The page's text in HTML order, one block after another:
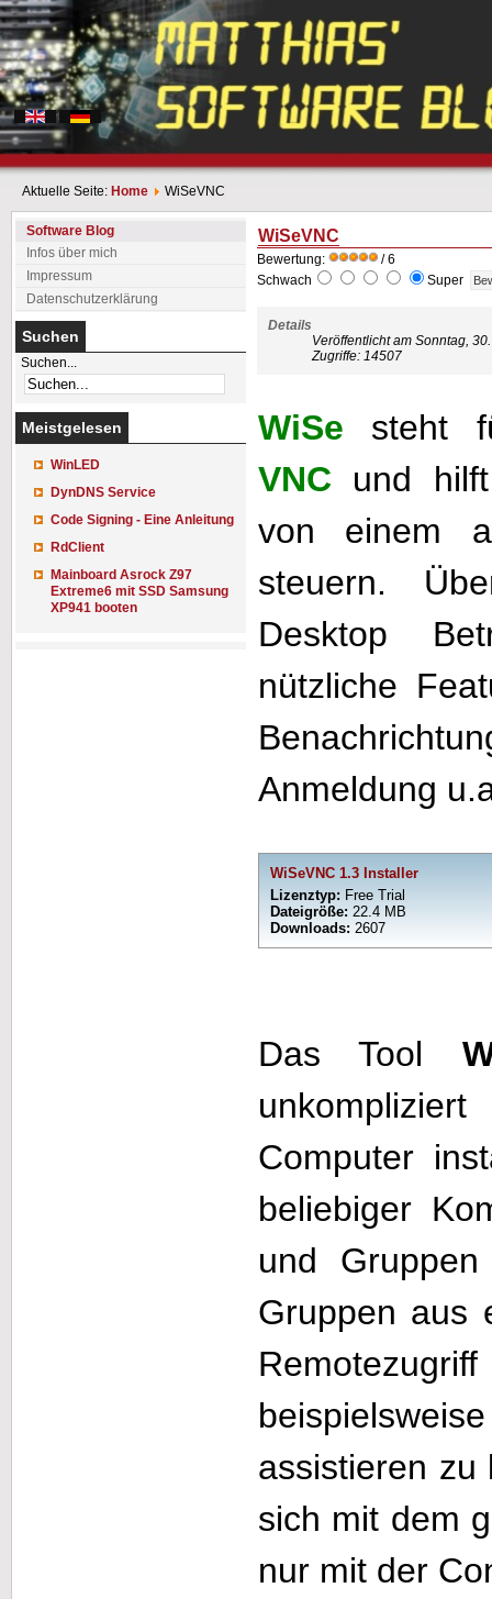
Aktuelle Seite: Home WiSeVNC
Software Blog
Infos über mich
Impressum
Datenschutzerklärung
Suchen
Suchen...
Meistgelesen
WinLED
DynDNS Service
Code Signing - Eine Anleitung
RdClient
Mainboard Asrock Z97
Extreme6 mit SSD Samsung
XP941 booten
WiSeVNC
Bewertung:
/ 6
Schwach
Super
Details
Veröffentlicht am Sonntag,
Zugriffe: 14507
WiSe steht
VNC und
von einem
steuern.
Desktop
nützliche
Anmeldung
WiSeVNC 1.3 Installer
Lizenztyp: Free Trial
Dateigröße: 22.4 MB
Downloads:2607
Das Tool
Computer
beliebiger
und
Gruppen aus
assistieren
sich mit dem
nur mit der